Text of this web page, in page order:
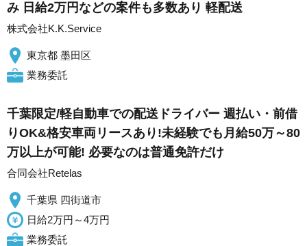
み 日給2万円などの案件も多数あり 軽配送
株式会社K.K.Service
東京都 墨田区
業務委託
千葉限定/軽自動車での配送ドライバー 週払い・前借
りOK&格安車両リースあり!未経験でも月給50万～80
万以上が可能! 必要なのは普通免許だけ
合同会社Retelas
千葉県 四街道市
日給2万円～4万円
業務委託